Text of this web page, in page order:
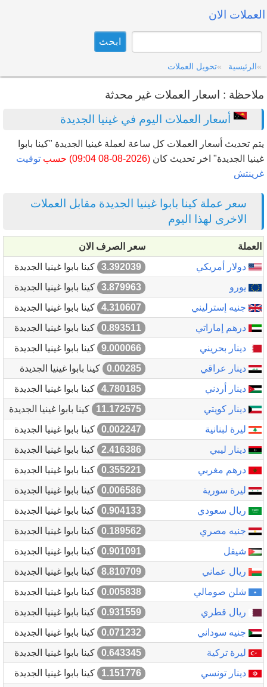
العملات الان
الرئيسية تحويل العملات
ملاحظة : اسعار العملات غير محدثة
أسعار العملات اليوم في غينيا الجديدة
يتم تحديث أسعار العملات كل ساعة لعملة غينيا الجديدة "كينا بابوا
غينيا الجديدة" اخر تحديث كان (2026-08-08 09:04) حسب
توقيت
غرينتش
سعر عملة كينا بابوا غينيا الجديدة مقابل العملات
الاخرى لهذا اليوم
العملة
سعر الصرف الان
دولار أمريكي
3.392039
كينا بابوا غينيا الجديدة
يورو
3.879963
كينا بابوا غينيا الجديدة
جنيه إسترليني
4.310607
كينا بابوا غينيا الجديدة
درهم إماراتي
0.893511
كينا بابوا غينيا الجديدة
دينار بحريني
9.000066
كينا بابوا غينيا الجديدة
دينار عراقي
0.00285
كينا بابوا غينيا الجديدة
دينار أردني
4.780185
كينا بابوا غينيا الجديدة
دينار كويتي
11.172575
كينا بابوا غينيا الجديدة
ليرة لبنانية
0.002247
كينا بابوا غينيا الجديدة
دينار ليبي
2.416386
كينا بابوا غينيا الجديدة
درهم مغربي
0.355221
كينا بابوا غينيا الجديدة
ليرة سورية
0.006586
كينا بابوا غينيا الجديدة
ريال سعودي
0.904133
كينا بابوا غينيا الجديدة
جنيه مصري
0.189562
كينا بابوا غينيا الجديدة
شيقل
0.901091
كينا بابوا غينيا الجديدة
ريال عماني
8.810709
كينا بابوا غينيا الجديدة
شلن صومالي
0.005838
كينا بابوا غينيا الجديدة
ريال قطري
0.931559
كينا بابوا غينيا الجديدة
جنيه سوداني
0.071232
كينا بابوا غينيا الجديدة
ليرة تركية
0.643345
كينا بابوا غينيا الجديدة
دينار تونسي
1.151776
كينا بابوا غينيا الجديدة